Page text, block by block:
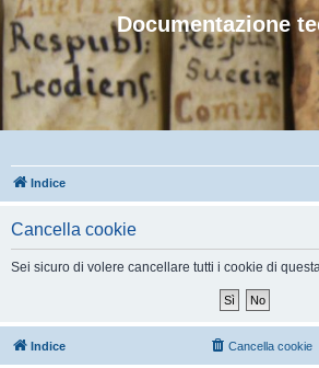
Documentazione
Indice
Cancella cookie
Sei sicuro di volere cancellare tutti i cookie di
Indice Cancella cookie